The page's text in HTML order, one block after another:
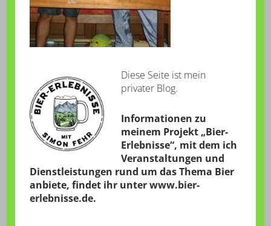
Diese Seite ist mein
privater Blog.
Informationen zu
meinem Projekt „Bier-
Erlebnisse“, mit dem ich
Veranstaltungen und
Dienstleistungen rund um das Thema Bier
anbiete, findet ihr unterwww.bier-
erlebnisse.de.